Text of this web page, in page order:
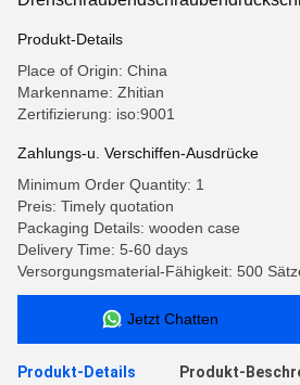
Produkt-Details
Place of Origin: China
Markenname: Zhitian
Zertifizierung: iso:9001
Zahlungs-u. Verschiffen-Ausdrücke
Minimum Order Quantity: 1
Preis: Timely quotation
Packaging Details: wooden case
Delivery Time: 5-60 days
Versorgungsmaterial-Fähigkeit: 500
Jetzt Chatten
Produkt-Details Produkt-